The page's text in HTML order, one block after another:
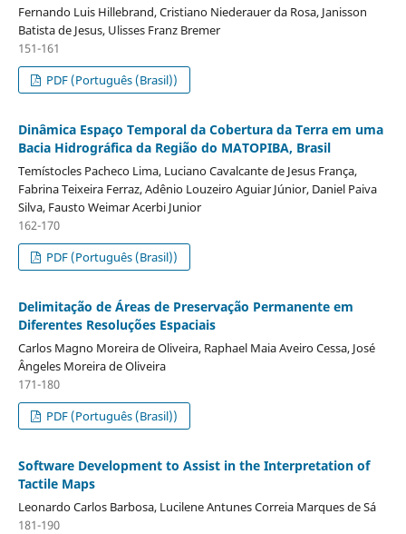
Fernando Luis Hillebrand, Cristiano Niederauer da Rosa, Janisson
Batista de Jesus, Ulisses Franz Bremer
151-161
PDF (Português (Brasil))
Dinâmica Espaço Temporal da Cobertura da Terra em uma
Bacia Hidrográfica da Região do MATOPIBA, Brasil
Temístocles Pacheco Lima, Luciano Cavalcante de Jesus França,
Fabrina Teixeira Ferraz, Adênio Louzeiro Aguiar Júnior, Daniel Paiva
Silva, Fausto Weimar Acerbi Junior
162-170
PDF (Português (Brasil))
Delimitação de Áreas de Preservação Permanente em
Diferentes Resoluções Espaciais
Carlos Magno Moreira de Oliveira, Raphael Maia Aveiro Cessa, José
Ângeles Moreira de Oliveira
171-180
PDF (Português (Brasil))
Software Development to Assist in the Interpretation of
Tactile Maps
Leonardo Carlos Barbosa, Lucilene Antunes Correia Marques de Sá
181-190